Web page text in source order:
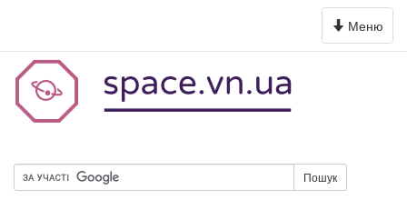
Toggle
navigation
Меню
Пошук